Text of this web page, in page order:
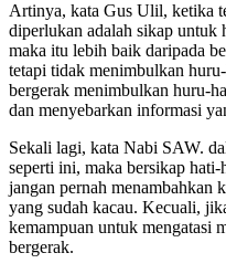
Artinya, kata Gus Ulil, ketika
diperlukan adalah sikap untuk
maka itu lebih baik daripada
tetapi tidak menimbulkan
bergerak menimbulkan huru-
dan menyebarkan informasi
Sekali lagi, kata Nabi SAW.
seperti ini, maka bersikap
jangan pernah menambahkan
yang sudah kacau. Kecuali,
kemampuan untuk mengatasi
bergerak.